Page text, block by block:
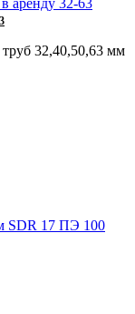
32,40,50,63 мм